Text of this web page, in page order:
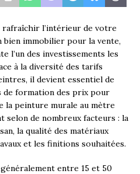
l’intérieur de votre
immobilier pour la vente,
l’un des investissements les
à la diversité des tarifs
il devient essentiel de
de formation des prix pour
la peinture murale au mètre
selon de nombreux facteurs : la
la qualité des matériaux
et les finitions souhaitées.
entre 15 et 50